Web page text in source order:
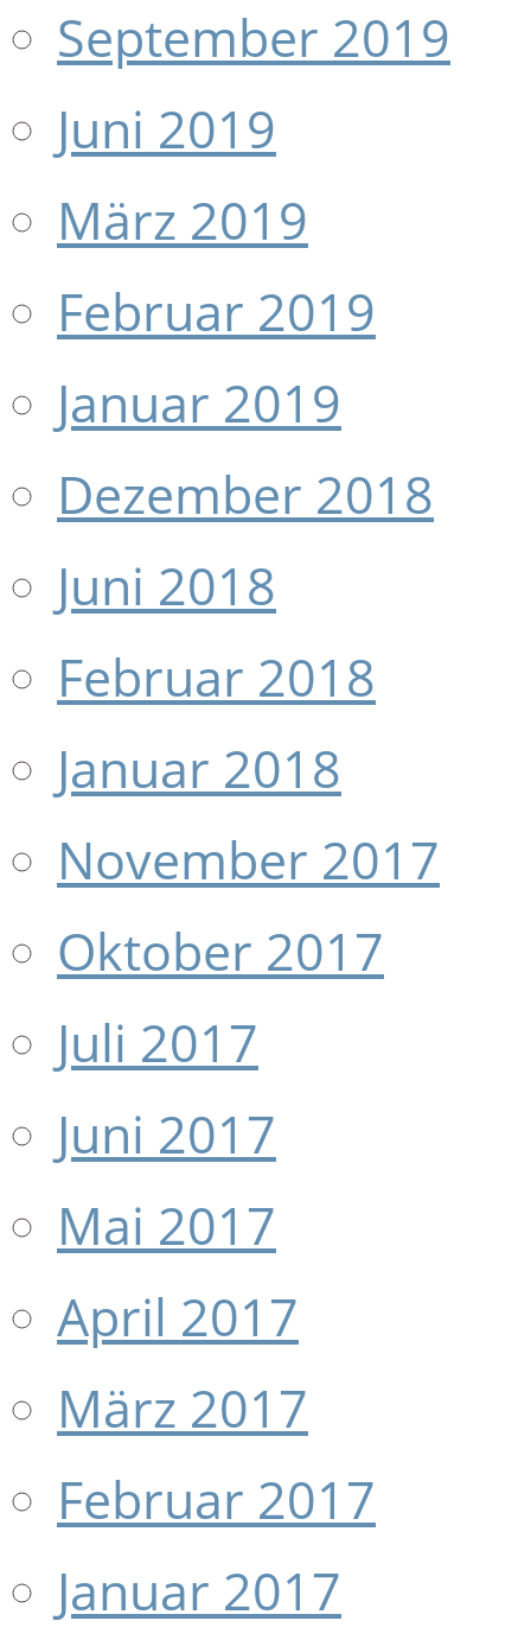
September 2019
Juni 2019
März 2019
Februar 2019
Januar 2019
Dezember 2018
Juni 2018
Februar 2018
Januar 2018
November 2017
Oktober 2017
Juli 2017
Juni 2017
Mai 2017
April 2017
März 2017
Februar 2017
Januar 2017